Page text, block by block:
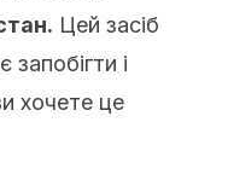
Цей засіб
і
хочете це